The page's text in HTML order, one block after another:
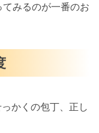
みるのが一番のお
かくの包丁、正し